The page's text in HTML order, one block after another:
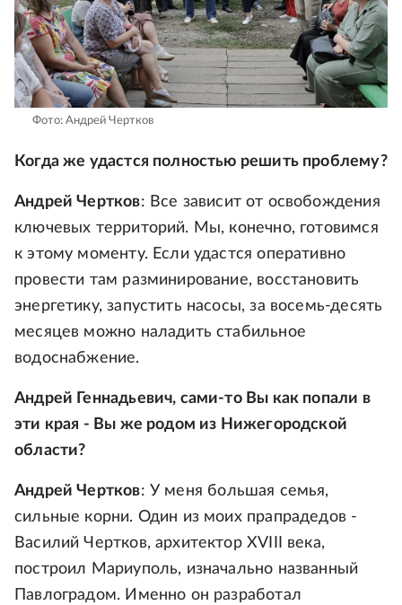
Фото: Андрей Чертков
Когда же удастся полностью решить проблему?
Андрей Чертков: Все зависит от освобождения
ключевых территорий. Мы, конечно, готовимся
к этому моменту. Если удастся оперативно
провести там разминирование, восстановить
энергетику, запустить насосы, за восемь-десять
месяцев можно наладить стабильное
водоснабжение.
Андрей Геннадьевич, сами-то Вы как попали в
эти края - Вы же родом из Нижегородской
области?
Андрей Чертков: У меня большая семья,
сильные корни. Один из моих прапрадедов -
Василий Чертков, архитектор XVIII века,
построил Мариуполь, изначально названный
Павлоградом. Именно он разработал